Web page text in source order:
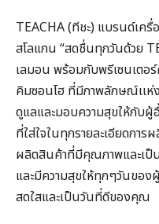
TEACHA (ทีชะ) แบรนด์เค
สโลแกน “สดชื่นทุกวันด้วย
เลมอน พร้อมกับพรีเซนเตอ
คิมซอนโฮ ที่มีภาพลักษณ์เเห่
ดูแลและมอบความสุขให้กับผู้
ที่ใส่ใจในทุกรายละเอียดกา
ผลิตสินค้าที่มีคุณภาพและเป็
และมีความสุขให้ทุกๆวันของ
สดใสและเป็นวันที่ดีของคุณ